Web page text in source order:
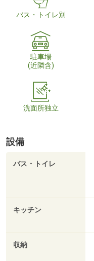
バス・トイレ別
駐車場
(近隣含)
洗面所独立
設備
バス・トイレ
キッチン
収納